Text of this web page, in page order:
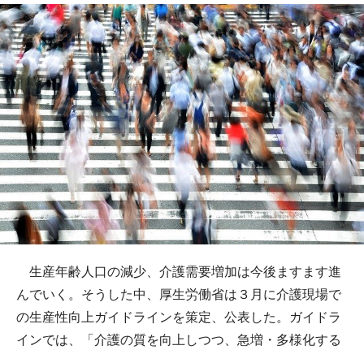
生産年齢人口の減少、介護需要増加は今後ますます進
んでいく。そうした中、厚生労働省は３月に介護現場で
の生産性向上ガイドラインを策定、公表した。ガイドラ
インでは、「介護の質を向上しつつ、急増・多様化する